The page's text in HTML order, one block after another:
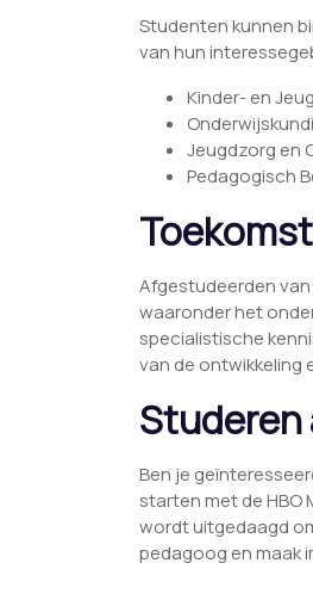
Studenten kunnen
van hun
Kinder- en
Jeugdzorg en
Pedagogisch
Afgestudeerden
waaronder het
specialistische
van de ontwikkeling
Studeren
Ben je
starten met de HBO
wordt uitgedaagd
pedagoog en maak